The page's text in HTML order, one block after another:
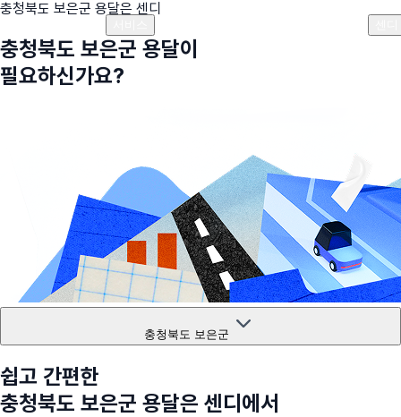
충청북도 보은군 용달은 센디
충청북도 보은군 용달이
필요하신가요?
충청북도 보은군
쉽고 간편한
충청북도 보은군 용달은 센디에서